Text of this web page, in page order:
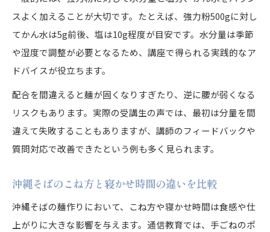
スよく加えることが大切です。たとえば、強力粉500gに対し
てかん水は5g前後、塩は10g程度が目安です。水分量は季節
や湿度で調整が必要となるため、講座で得られる実践的なア
ドバイスが役立ちます。
配合を間違えると麺が固くなりすぎたり、逆に腰が弱くなる
リスクもあります。実際の受講生の声では、最初は分量を間
違えて失敗することもありますが、講師のフィードバックや
質問対応で改善できたという例も多く見られます。
沖縄そばのこね方と寝かせ時間の違いを比較
沖縄そばの麺作りにおいて、こね方や寝かせ時間は食感や仕
上がりに大きな影響を与えます。通信教育では、手ごねのポ